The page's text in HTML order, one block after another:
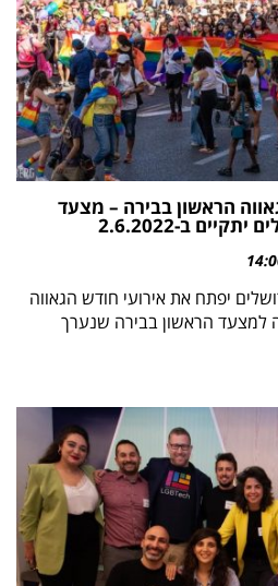
הגאווה הראשון בבירה – מצעד
ב-2.6.2022
יפתח את אירועי חודש הגאווה
ויצעד בסימן 20 שנה למצעד הראשון בבירה שנערך